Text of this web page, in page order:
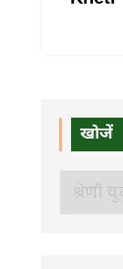
खोजें
खोजें